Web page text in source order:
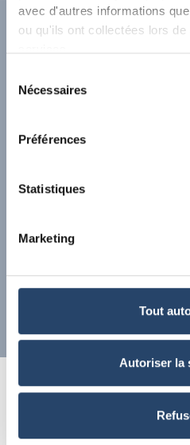
avec d'autres informations
ou qu'ils ont collectées lors
Nécessaires
Préférences
Statistiques
Marketing
Tout
Autoriser la
RAPPORT
LES